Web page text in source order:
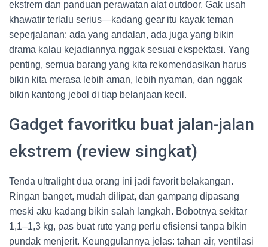
ekstrem dan panduan perawatan alat outdoor. Gak usah
khawatir terlalu serius—kadang gear itu kayak teman
seperjalanan: ada yang andalan, ada juga yang bikin
drama kalau kejadiannya nggak sesuai ekspektasi. Yang
penting, semua barang yang kita rekomendasikan harus
bikin kita merasa lebih aman, lebih nyaman, dan nggak
bikin kantong jebol di tiap belanjaan kecil.
Gadget favoritku buat jalan-jalan
ekstrem (review singkat)
Tenda ultralight dua orang ini jadi favorit belakangan.
Ringan banget, mudah dilipat, dan gampang dipasang
meski aku kadang bikin salah langkah. Bobotnya sekitar
1,1–1,3 kg, pas buat rute yang perlu efisiensi tanpa bikin
pundak menjerit. Keunggulannya jelas: tahan air, ventilasi